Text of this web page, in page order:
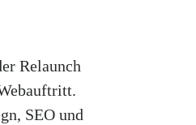
Relaunch
SEO und